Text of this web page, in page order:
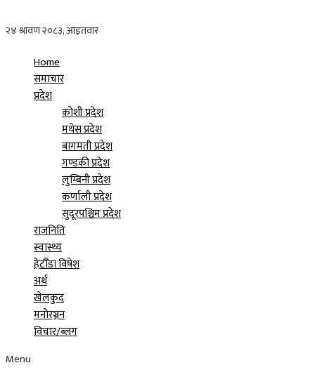
Home
समाचार
प्रदेश
कोशी प्रदेश
मधेस प्रदेश
बागमती प्रदेश
गण्डकी प्रदेश
लुम्बिनी प्रदेश
कर्णाली प्रदेश
सुदूरपश्चिम प्रदेश
राजनिति
स्वास्थ्य
हेटौँडा विषेश
अर्थ
खेलकुद
मनोरञ्जन
विचार/ब्लग
Menu